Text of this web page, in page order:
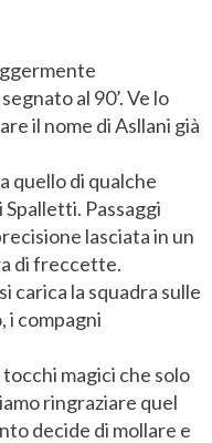
al 90’. Ve lo
il nome di Asllani già
quello di qualche
Passaggi
lasciata in un
di freccette.
carica la squadra sulle
i compagni
magici che solo
ringraziare quel
decide di mollare e